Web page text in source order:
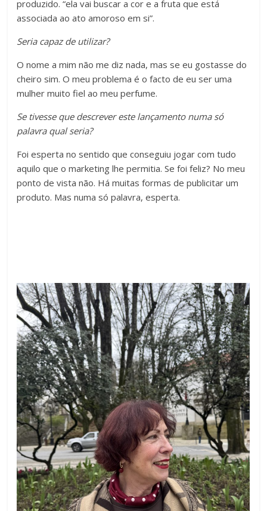
produzido. “ela vai buscar a cor e a fruta que está
associada ao ato amoroso em si”.
Seria capaz de utilizar?
O nome a mim não me diz nada, mas se eu gostasse do
cheiro sim. O meu problema é o facto de eu ser uma
mulher muito fiel ao meu perfume.
Se tivesse que descrever este lançamento numa só
palavra qual seria?
Foi esperta no sentido que conseguiu jogar com tudo
aquilo que o marketing lhe permitia. Se foi feliz? No meu
ponto de vista não. Há muitas formas de publicitar um
produto. Mas numa só palavra, esperta.